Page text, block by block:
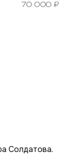
70 000₽
Солдатова.